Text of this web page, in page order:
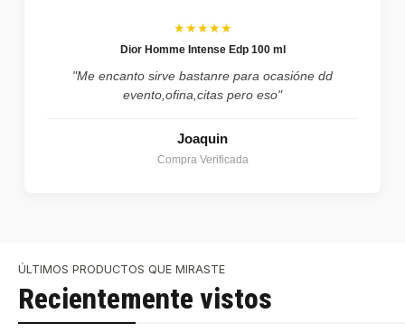
★★★★★
Dior Homme Intense Edp 100 ml
"Me encanto sirve bastanre para ocasióne dd
evento,ofina,citas pero eso"
Joaquin
Compra Verificada
ÚLTIMOS PRODUCTOS QUE MIRASTE
Recientemente vistos